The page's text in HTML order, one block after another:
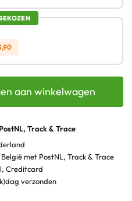
aan winkelwagen
Track & Trace
met PostNL, Track & Trace
Creditcard
verzonden